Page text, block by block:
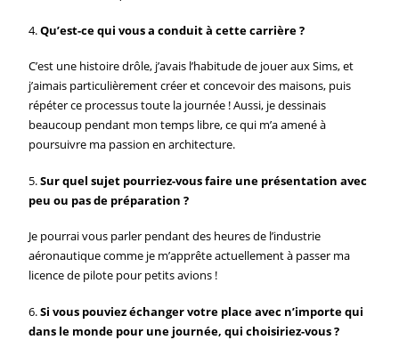
4.Qu’est-ce qui vous a conduit à cette carrière ?
C’est une histoire drôle, j’avais l’habitude de jouer aux Sims, et
j’aimais particulièrement créer et concevoir des maisons, puis
répéter ce processus toute la journée ! Aussi, je dessinais
beaucoup pendant mon temps libre, ce qui m’a amené à
poursuivre ma passion en architecture.
5.Sur quel sujet pourriez-vous faire une présentation avec
peu ou pas de préparation ?
Je pourrai vous parler pendant des heures de l’industrie
aéronautique comme je m’apprête actuellement à passer ma
licence de pilote pour petits avions !
6.Si vous pouviez échanger votre place avec n’importe qui
dans le monde pour une journée, qui choisiriez-vous ?